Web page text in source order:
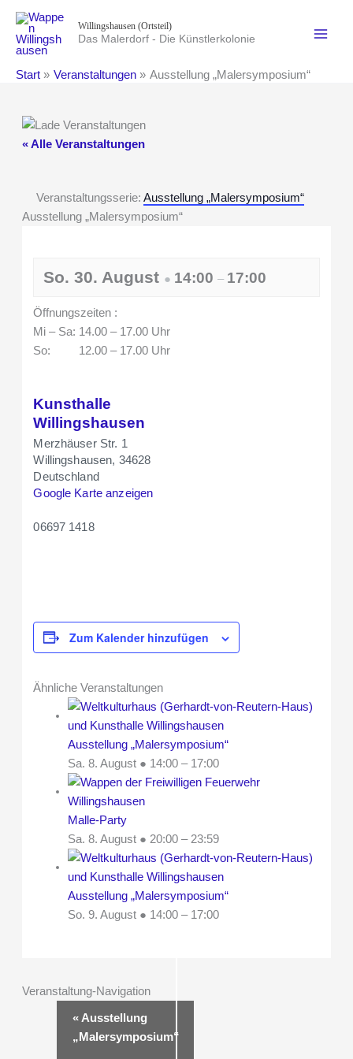
Inhalt
springen
Willingshausen (Ortsteil)
Das Malerdorf - Die Künstlerkolonie
Start Veranstaltungen Ausstellung „Malersymposium“
« Alle Veranstaltungen
Veranstaltungsserie: Ausstellung „Malersymposium“
Ausstellung „Malersymposium“
So. 30. August ● 14:00– 17:00
Öffnungszeiten :
Mi – Sa: 14.00 – 17.00 Uhr
So: 12.00 – 17.00 Uhr
Kunsthalle
Willingshausen
Merzhäuser Str. 1
Willingshausen, 34628
Deutschland
Google Karte anzeigen
06697 1418
Zum Kalender hinzufügen
Ähnliche Veranstaltungen
Ausstellung „Malersymposium“
Sa. 8. August ● 14:00 – 17:00
Malle-Party
Sa. 8. August ● 20:00 – 23:59
Ausstellung „Malersymposium“
So. 9. August ● 14:00 – 17:00
Veranstaltung-Navigation
«Ausstellung
„Malersymposium“